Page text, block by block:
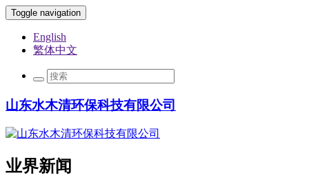
Toggle navigation
English
繁体中文
山东水木清环保科技有限公司
业界新闻